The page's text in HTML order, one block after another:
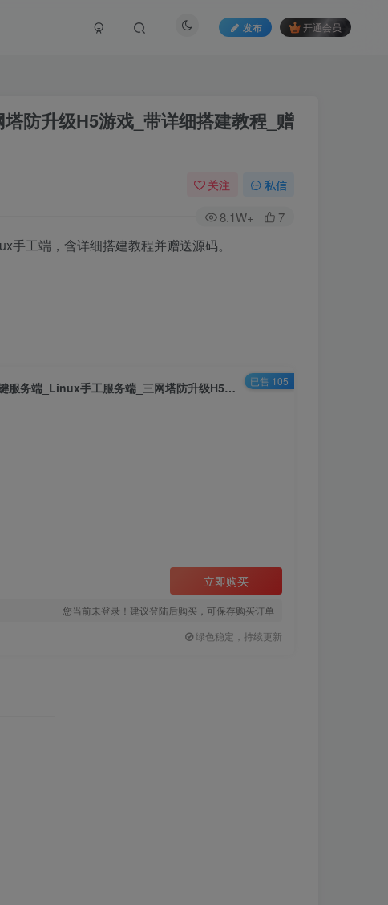
发布 开通会员
防升级H5游戏_带详细搭建教程_赠
关注 私信
8.1W+ 7
工端，含详细搭建教程并赠送源码。
【围住那僵尸H5】11月29收集整理WIN系一键服务端_Linux手工服务端_三网塔防升级H5游戏_带详细搭建教程_赠送源码
立即购买
您当前未登录！建议登陆后购买，可保存购买订单
绿色稳定，持续更新
已售 105